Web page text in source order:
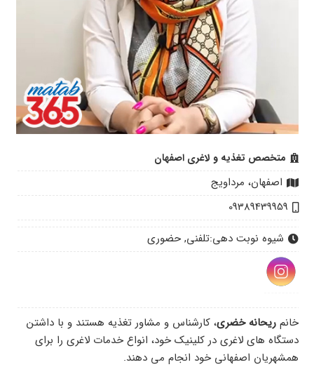
متخصص تغذیه و لاغری اصفهان
اصفهان، مرداویج
09389439959
شیوه نوبت دهی:تلفنی, حضوری
خانمریحانه خضری، کارشناس و مشاور تغذیه هستند و با داشتن
دستگاه های لاغری در کلینیک خود، انواع خدمات لاغری را برای
همشهریان اصفهانی خود انجام می دهند.